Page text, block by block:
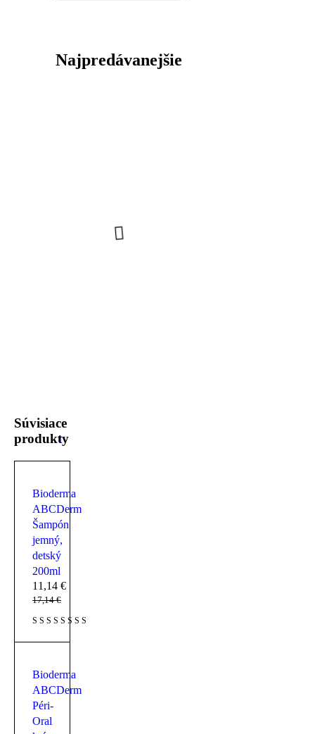
Najpredávanejšie
Súvisiace
produkty
Bioderma
ABCDerm
Šampón
jemný,
detský
200ml
17,14€
11,14 €
Bioderma
ABCDerm
Péri-
Oral